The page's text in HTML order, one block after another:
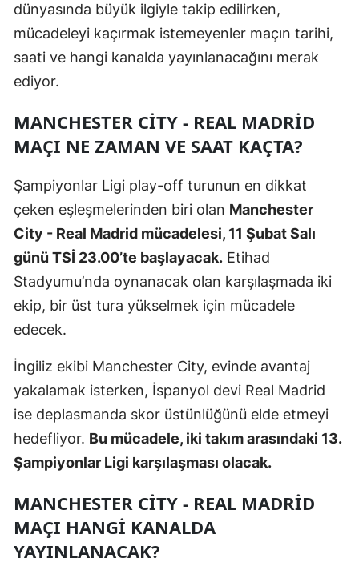
Mersin
Kars
Kastamonu
Kayseri
Kırklareli
Kırşehir
Kocaeli
Konya
Malatya
Manisa
Kahramanmaraş
Muğla
dünyasında büyük ilgiyle takip edilirken,
mücadeleyi kaçırmak istemeyenler maçın tarihi,
saati ve hangi kanalda yayınlanacağını merak
ediyor.
MANCHESTER CITY - REAL MADRID
MAÇI NE ZAMAN VE SAAT KAÇTA?
Şampiyonlar Ligi play-off turunun en dikkat
çeken eşleşmelerinden biri olan Manchester
City - Real Madrid mücadelesi, 11 Şubat Salı
günü TSİ 23.00’te başlayacak. Etihad
Stadyumu’nda oynanacak olan karşılaşmada iki
ekip, bir üst tura yükselmek için mücadele
edecek.
İngiliz ekibi Manchester City, evinde avantaj
yakalamak isterken, İspanyol devi Real Madrid
ise deplasmanda skor üstünlüğünü elde etmeyi
hedefliyor. Bu mücadele, iki takım arasındaki 13.
Şampiyonlar Ligi karşılaşması olacak.
MANCHESTER CITY - REAL MADRID
MAÇI HANGI KANALDA
YAYINLANACAK?